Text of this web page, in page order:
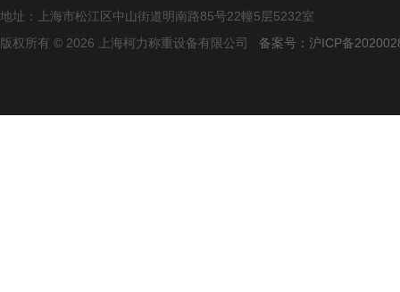
地址：上海市松江区中山街道明南路85号22幢5层5232室
版权所有 © 2026 上海柯力称重设备有限公司 备案号：沪ICP备